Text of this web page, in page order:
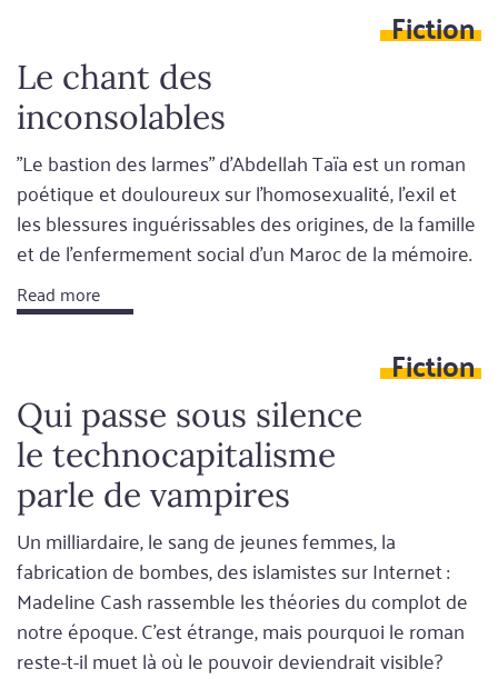
Fiction
Le chant des
inconsolables
"Le bastion des larmes" d'Abdellah Taïa est un roman
poétique et douloureux sur l'homosexualité, l'exil et
les blessures inguérissables des origines, de la famille
et de l'enfermement social d'un Maroc de la mémoire.
Read more
Fiction
Qui passe sous silence
le technocapitalisme
parle de vampires
Un milliardaire, le sang de jeunes femmes, la
fabrication de bombes, des islamistes sur Internet :
Madeline Cash rassemble les théories du complot de
notre époque. C'est étrange, mais pourquoi le roman
reste-t-il muet là où le pouvoir deviendrait visible?